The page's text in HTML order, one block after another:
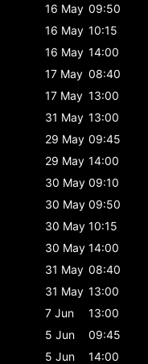
16 May 09:50
16 May 10:15
16 May 14:00
17 May 08:40
17 May 13:00
31 May 13:00
29 May 09:45
29 May 14:00
30 May 09:10
30 May 09:50
30 May 10:15
30 May 14:00
31 May 08:40
31 May 13:00
7 Jun
13:00
5 Jun
09:45
5 Jun
14:00